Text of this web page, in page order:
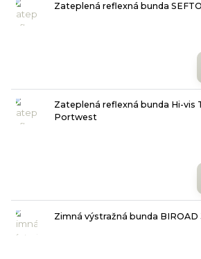
Zateplená reflexná bunda
Zateplená reflexná bunda Hi-vis
Portwest
Zimná výstražná bunda BIROAD